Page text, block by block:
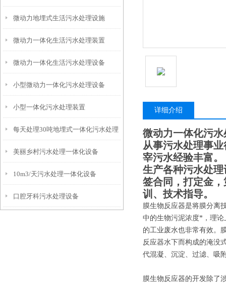
微动力地埋式生活污水处理设施
微动力一体化生活污水处理装置
微动力一体化生活污水处理设备
小型微动力一体化污水处理设备
小型一体化污水处理装置
每天处理30吨地埋式一体化污水处理
设备
美丽乡村污水处理一体化设备
10m3/天污水处理一体化设备
口腔牙科污水处理设备
详细介绍
微动力一体化污
从事污水处理事
宰污水经验丰富。
生产各种污水处
签合同，打定金
训、技术指导。
膜生物反应器是将膜分离
中的生物污泥浓度*，理
的工业废水也非常有效。
反应器水下而构成的淹没
代混凝、沉淀、过滤、吸
膜生物反应器的开发除了